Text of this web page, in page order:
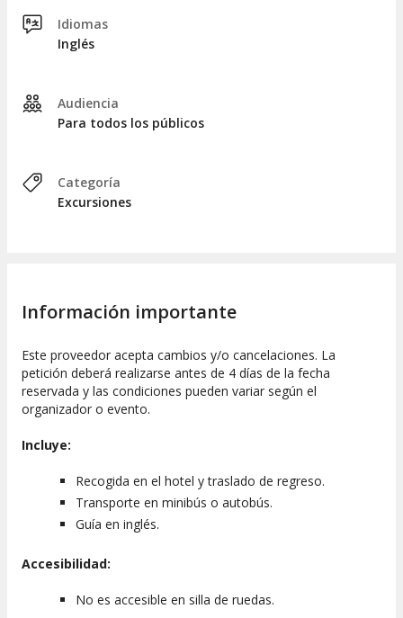
Idiomas
Inglés
Audiencia
Para todos los públicos
Categoría
Excursiones
Información importante
Este proveedor acepta cambios y/o cancelaciones. La
petición deberá realizarse antes de 4 días de la fecha
reservada y las condiciones pueden variar según el
organizador o evento.
Incluye:
Recogida en el hotel y traslado de regreso.
Transporte en minibús o autobús.
Guía en inglés.
Accesibilidad:
No es accesible en silla de ruedas.